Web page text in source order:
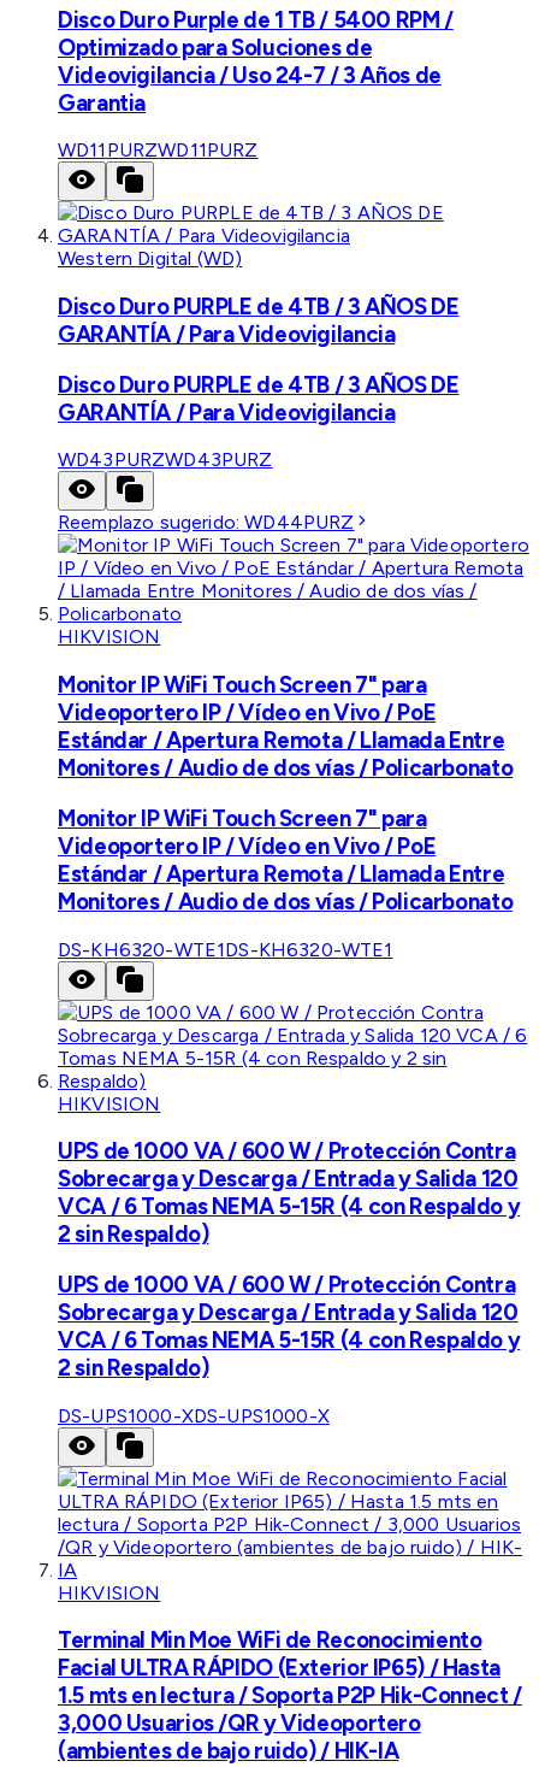
Disco Duro Purple de 1 TB / 5400 RPM /
Optimizado para Soluciones de
Videovigilancia / Uso 24-7 / 3 Años de
Garantia
WD11PURZWD11PURZ
Western Digital (WD)
Disco Duro PURPLE de 4TB / 3 AÑOS DE
GARANTÍA / Para Videovigilancia
Disco Duro PURPLE de 4TB / 3 AÑOS DE
GARANTÍA / Para Videovigilancia
WD43PURZWD43PURZ
Reemplazo sugerido:WD44PURZ
HIKVISION
Monitor IP WiFi Touch Screen 7" para
Videoportero IP / Vídeo en Vivo / PoE
Estándar / Apertura Remota / Llamada Entre
Monitores / Audio de dos vías / Policarbonato
Monitor IP WiFi Touch Screen 7" para
Videoportero IP / Vídeo en Vivo / PoE
Estándar / Apertura Remota / Llamada Entre
Monitores / Audio de dos vías / Policarbonato
DS-KH6320-WTE1DS-KH6320-WTE1
HIKVISION
UPS de 1000 VA / 600 W / Protección Contra
Sobrecarga y Descarga / Entrada y Salida 120
VCA / 6 Tomas NEMA 5-15R (4 con Respaldo y
2 sin Respaldo)
UPS de 1000 VA / 600 W / Protección Contra
Sobrecarga y Descarga / Entrada y Salida 120
VCA / 6 Tomas NEMA 5-15R (4 con Respaldo y
2 sin Respaldo)
DS-UPS1000-XDS-UPS1000-X
HIKVISION
Terminal Min Moe WiFi de Reconocimiento
Facial ULTRA RÁPIDO (Exterior IP65) / Hasta
1.5 mts en lectura / Soporta P2P Hik-Connect /
3,000 Usuarios /QR y Videoportero
(ambientes de bajo ruido) / HIK-IA